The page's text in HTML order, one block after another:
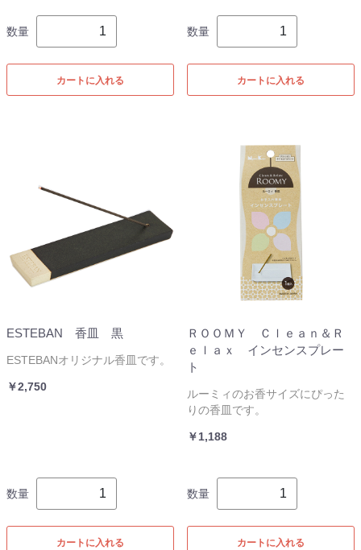
数量
カートに入れる
数量
カートに入れる
ESTEBAN 香皿 黒
ESTEBANオリジナル香皿です。
￥2,750
数量
カートに入れる
ＲＯＯＭＹ Ｃｌｅａｎ＆Ｒ
ｅｌａｘ インセンスプレー
ト
ルーミィのお香サイズにぴった
りの香皿です。
￥1,188
数量
カートに入れる